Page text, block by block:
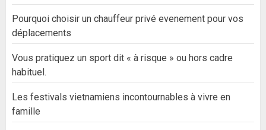
Pourquoi choisir un chauffeur privé evenement pour vos
déplacements
Vous pratiquez un sport dit « à risque » ou hors cadre
habituel.
Les festivals vietnamiens incontournables à vivre en
famille